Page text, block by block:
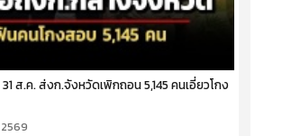
ส.ค. ส่งก.จังหวัดเพิกถอน 5,145 คนเอี่ยวโกง